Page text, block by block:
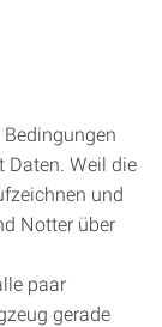
Daten. Weil die
und
Notter über
paar
gerade